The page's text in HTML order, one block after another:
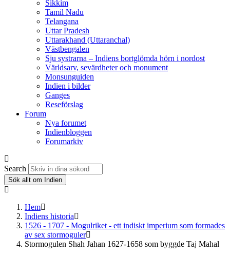
Sikkim
Tamil Nadu
Telangana
Uttar Pradesh
Uttarakhand (Uttaranchal)
Västbengalen
Sju systrarna – Indiens bortglömda hörn i nordost
Världsarv, sevärdheter och monument
Monsunguiden
Indien i bilder
Ganges
Reseförslag
Forum
Nya forumet
Indienbloggen
Forumarkiv
Search
Sök allt om Indien
Hem
Indiens historia
1526 - 1707 - Mogulriket - ett indiskt imperium som formades
av sex stormoguler
Stormogulen Shah Jahan 1627-1658 som byggde Taj Mahal